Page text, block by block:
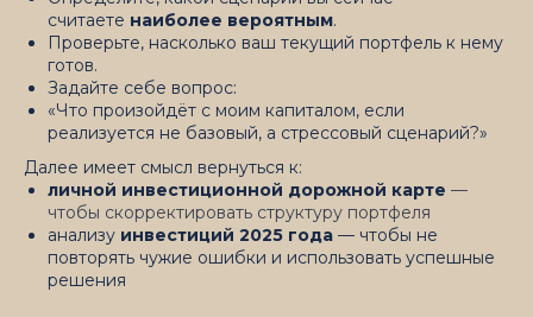
считаете наиболее вероятным.
Проверьте, насколько ваш текущий портфель к нему
готов.
Задайте себе вопрос:
«Что произойдёт с моим капиталом, если
реализуется не базовый, а стрессовый сценарий?»
Далее имеет смысл вернуться к:
личной инвестиционной дорожной карте —
чтобы скорректировать структуру портфеля
анализу инвестиций 2025 года — чтобы не
повторять чужие ошибки и использовать успешные
решения